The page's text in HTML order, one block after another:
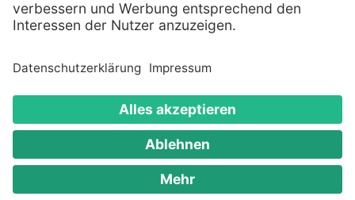
Alle genannten Produkte und Logos sind eingetragene
Warenzeichen der jeweiligen Hersteller.
Copyright © 2008 - 2026 Toys for Fun GmbH - Alle
Rechte vorbehalten